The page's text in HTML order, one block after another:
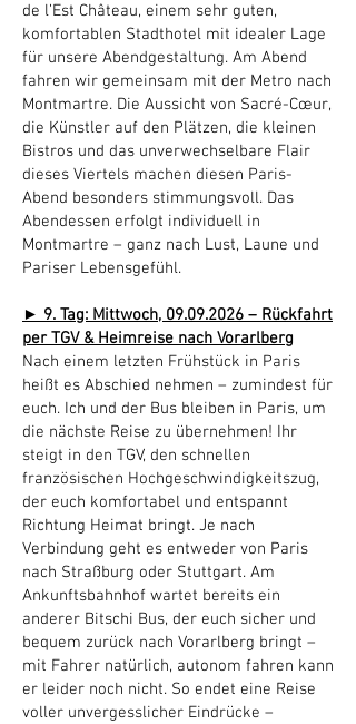
de l’Est Château, einem sehr guten,
komfortablen Stadthotel mit idealer Lage
für unsere Abendgestaltung. Am Abend
fahren wir gemeinsam mit der Metro nach
Montmartre. Die Aussicht von Sacré-Cœur,
die Künstler auf den Plätzen, die kleinen
Bistros und das unverwechselbare Flair
dieses Viertels machen diesen Paris-
Abend besonders stimmungsvoll. Das
Abendessen erfolgt individuell in
Montmartre – ganz nach Lust, Laune und
Pariser Lebensgefühl.
► 9. Tag: Mittwoch, 09.09.2026 – Rückfahrt
per TGV & Heimreise nach Vorarlberg
Nach einem letzten Frühstück in Paris
heißt es Abschied nehmen – zumindest für
euch. Ich und der Bus bleiben in Paris, um
die nächste Reise zu übernehmen! Ihr
steigt in den TGV, den schnellen
französischen Hochgeschwindigkeitszug,
der euch komfortabel und entspannt
Richtung Heimat bringt. Je nach
Verbindung geht es entweder von Paris
nach Straßburg oder Stuttgart. Am
Ankunftsbahnhof wartet bereits ein
anderer Bitschi Bus, der euch sicher und
bequem zurück nach Vorarlberg bringt –
mit Fahrer natürlich, autonom fahren kann
er leider noch nicht. So endet eine Reise
voller unvergesslicher Eindrücke –